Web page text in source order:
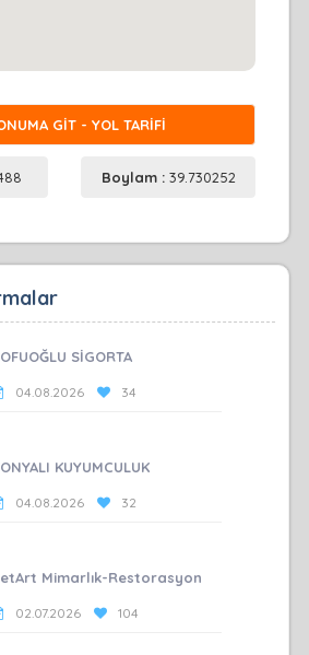
GİT - YOL TARİFİ
Boylam : 39.730252
SİGORTA
04.08.2026 34
KUYUMCULUK
04.08.2026 32
Mimarlık-Restorasyon
02.07.2026 104